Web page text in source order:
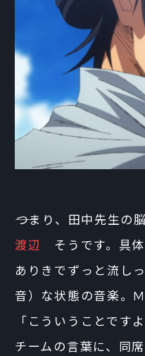
――つまり、田中先生
渡辺
そうです。具
ありきでずっと流し
音）な状態の音楽。
「こういうことです
チームの言葉に、同